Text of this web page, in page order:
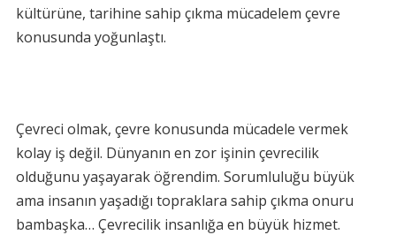
kültürüne, tarihine sahip çıkma mücadelem çevre
konusunda yoğunlaştı.
Çevreci olmak, çevre konusunda mücadele vermek
kolay iş değil. Dünyanın en zor işinin çevrecilik
olduğunu yaşayarak öğrendim. Sorumluluğu büyük
ama insanın yaşadığı topraklara sahip çıkma onuru
bambaşka… Çevrecilik insanlığa en büyük hizmet.